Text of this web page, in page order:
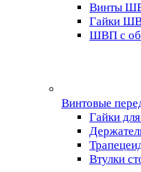
Винты
Гайки
ШВП с
Винтовые
Гайки
Втулки